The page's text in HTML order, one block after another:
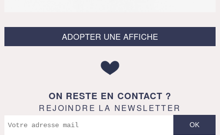
ADOPTER UNE AFFICHE
ON RESTE EN CONTACT ?
REJOINDRE LA NEWSLETTER